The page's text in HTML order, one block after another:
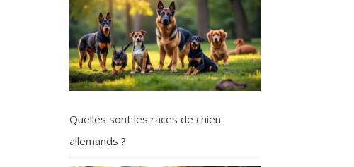
Quelles sont les races de chien
allemands ?